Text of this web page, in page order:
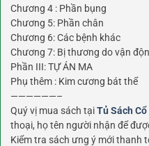
Chương 4 : Phần bụng
Chương 5: Phần chân
Chương 6: Các bệnh khác
Chương 7: Bị thương do vận
Phần III: TỰ ÁN MA
Phụ thêm : Kim cương bát thể
——————–
Quý vị mua sách tạiTủ Sách Cổ
thoại, họ tên người nhận để
Kiểm tra sách ưng ý mới thanh